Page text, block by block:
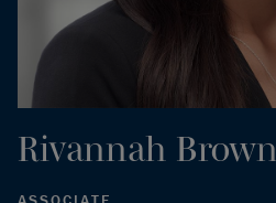
Rivannah Brown